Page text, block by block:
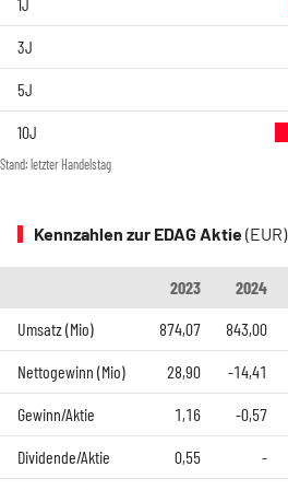
1J
3J
5J
10J
Stand: letzter Handelstag
Kennzahlen zur EDAG Aktie(EUR)
2023 2024
Umsatz (Mio)
874,07 843,00
Nettogewinn (Mio) 28,90 -14,41
Gewinn/Aktie 1,16 -0,57
Dividende/Aktie 0,55 -